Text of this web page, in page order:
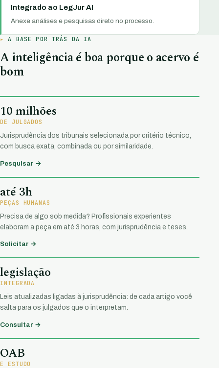
Integrado ao LegJur AI
Anexe análises e pesquisas direto no processo.
A BASE POR TRÁS DA IA
A inteligência é boa porque o acervo é
bom
10 milhões
DE JULGADOS
Jurisprudência dos tribunais selecionada por critério técnico,
com busca exata, combinada ou por similaridade.
Pesquisar →
até 3h
PEÇAS HUMANAS
Precisa de algo sob medida? Profissionais experientes
elaboram a peça em até 3 horas, com jurisprudência e teses.
Solicitar →
legislação
INTEGRADA
Leis atualizadas ligadas à jurisprudência: de cada artigo você
salta para os julgados que o interpretam.
Consultar →
OAB
E ESTUDO